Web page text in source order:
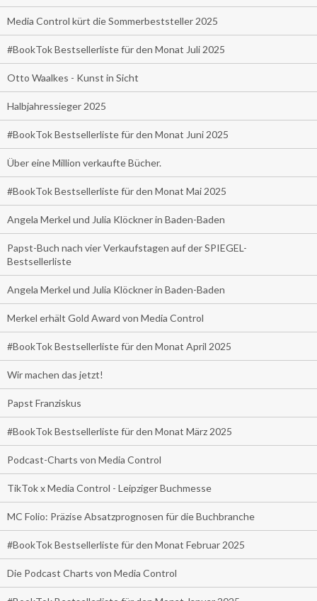
Media Control kürt die Sommerbeststeller 2025
#BookTok Bestsellerliste für den Monat Juli 2025
Otto Waalkes - Kunst in Sicht
Halbjahressieger 2025
#BookTok Bestsellerliste für den Monat Juni 2025
Über eine Million verkaufte Bücher.
#BookTok Bestsellerliste für den Monat Mai 2025
Angela Merkel und Julia Klöckner in Baden-Baden
Papst-Buch nach vier Verkaufstagen auf der SPIEGEL-
Bestsellerliste
Angela Merkel und Julia Klöckner in Baden-Baden
Merkel erhält Gold Award von Media Control
#BookTok Bestsellerliste für den Monat April 2025
Wir machen das jetzt!
Papst Franziskus
#BookTok Bestsellerliste für den Monat März 2025
Podcast-Charts von Media Control
TikTok x Media Control - Leipziger Buchmesse
MC Folio: Präzise Absatzprognosen für die Buchbranche
#BookTok Bestsellerliste für den Monat Februar 2025
Die Podcast Charts von Media Control